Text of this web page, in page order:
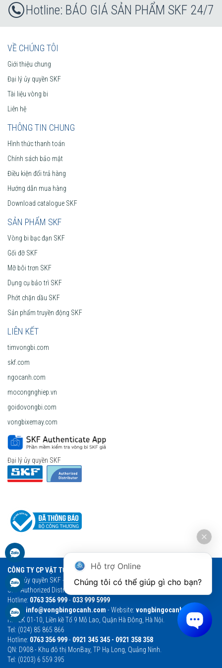
BÁO GIÁ SẢN PHẨM SKF 24/7
VỀ CHÚNG TÔI
Giới thiệu chung
Đại lý ủy quyền SKF
Tài liệu vòng bi
Liên hệ
THÔNG TIN CHUNG
Hình thức thanh toán
Chính sách bảo mật
Điều kiện đổi trả hàng
Hướng dẫn mua hàng
Download catalogue SKF
SẢN PHẨM SKF
Vòng bi bạc đạn SKF
Gối đỡ SKF
Mỡ bôi trơn SKF
Dụng cụ bảo trì SKF
Phớt chặn dầu SKF
Sản phẩm truyền động SKF
LIÊN KẾT
timvongbi.com
skf.com
ngocanh.com
mocongnghiep.vn
goidovongbi.com
vongbixemay.com
Đại lý ủy quyền SKF
CÔNG TY CP VẬT TƯ THƯƠNG MẠI NGỌC ANH
Đại lý ủy quyền SKF - Vòng bi Ngọc Anh - Vòng bi SKF chính hãng
SKF Authorized Distributor
Hotline: 0763 356 999- 033 999 5999
Email: info@vongbingocanh.com - Website: vongbingocanh.com
HN: LK 01-10, Liền kề Tổ 9 Mỗ Lao, Quận Hà Đông, Hà Nội.
Tel: (024) 85 865 866
Hotline: 0763 356 999- 0921 345 345 - 0921 358 358
QN: D908 - Khu đô thị MonBay, TP Hạ Long, Quảng Ninh.
Tel: (0203) 6 559 395
Hỗ trợ Online
Chúng tôi có thể giúp gì cho bạn?